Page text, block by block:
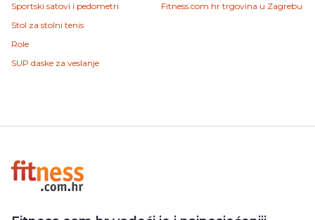
Sportski satovi i pedometri
Stol za stolni tenis
Role
SUP daske za veslanje
Fitness.com.hr trgovina u Zagrebu